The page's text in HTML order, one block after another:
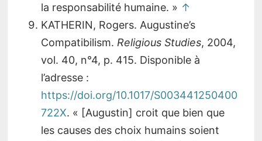
la responsabilité humaine. » ↑
KATHERIN, Rogers. Augustine’s
Compatibilism. Religious Studies, 2004,
vol. 40, n°4, p. 415. Disponible à
l’adresse :
https://doi.org/10.1017/S003441250400
722X. « [Augustin] croit que bien que
les causes des choix humains soient